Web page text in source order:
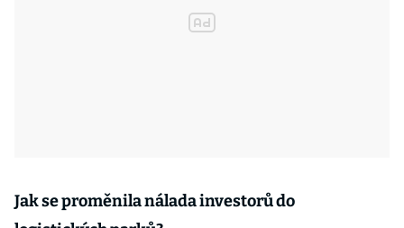
Jak se proměnila nálada investorů do